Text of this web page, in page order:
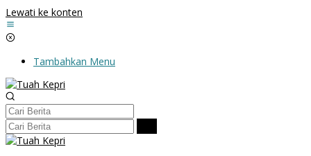
Lewati ke konten
Tambahkan Menu